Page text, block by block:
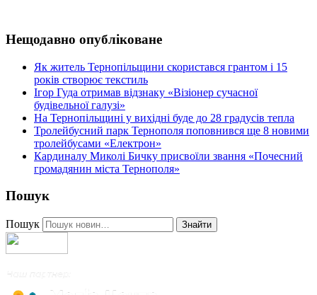
Нещодавно опубліковане
Як житель Тернопільщини скористався грантом і 15
років створює текстиль
Ігор Гуда отримав відзнаку «Візіонер сучасної
будівельної галузі»
На Тернопільщині у вихідні буде до 28 градусів тепла
Тролейбусний парк Тернополя поповнився ще 8 новими
тролейбусами «Електрон»
Кардиналу Миколі Бичку присвоїли звання «Почесний
громадянин міста Тернополя»
Пошук
Пошук Знайти